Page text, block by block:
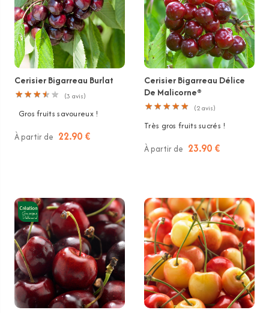
Cerisier Bigarreau Burlat
★ ★ ★ ★ ★
★ ★ ★ ★ ★ (3 avis)
Gros fruits savoureux !
À partir de 22.90 €
Cerisier Bigarreau Délice
De Malicorne®
★ ★ ★ ★ ★
★ ★ ★ ★ ★ (2avis)
Très gros fruits sucrés !
À partir de 23.90 €